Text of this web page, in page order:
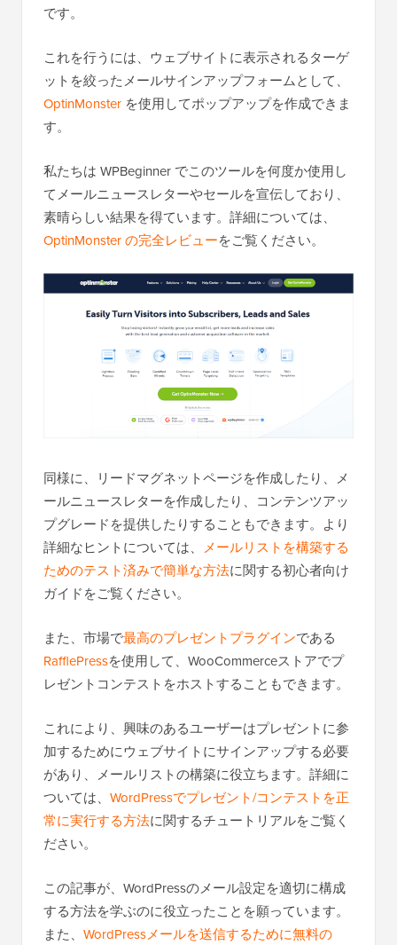
です。
これを行うには、ウェブサイトに表示されるターゲ
ットを絞ったメールサインアップフォームとして、
OptinMonster を使用してポップアップを作成できま
す。
私たちは WPBeginner でこのツールを何度か使用し
てメールニュースレターやセールを宣伝しており、
素晴らしい結果を得ています。詳細については、
OptinMonster の完全レビューをご覧ください。
同様に、リードマグネットページを作成したり、メ
ールニュースレターを作成したり、コンテンツアッ
プグレードを提供したりすることもできます。より
詳細なヒントについては、 メールリストを構築する
ためのテスト済みで簡単な方法に関する初心者向け
ガイドをご覧ください。
また、市場で最高のプレゼントプラグインである
RafflePressを使用して、WooCommerceストアでプ
レゼントコンテストをホストすることもできます。
これにより、興味のあるユーザーはプレゼントに参
加するためにウェブサイトにサインアップする必要
があり、メールリストの構築に役立ちます。詳細に
ついては、 WordPressでプレゼント/コンテストを正
常に実行する方法に関するチュートリアルをご覧く
ださい。
この記事が、WordPressのメール設定を適切に構成
する方法を学ぶのに役立ったことを願っています。
また、 WordPressメールを送信するために無料の